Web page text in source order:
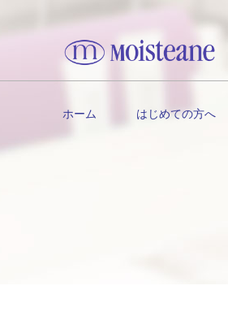
ホーム はじめての方へ